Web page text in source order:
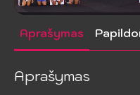
Aprašymas
Aprašymas